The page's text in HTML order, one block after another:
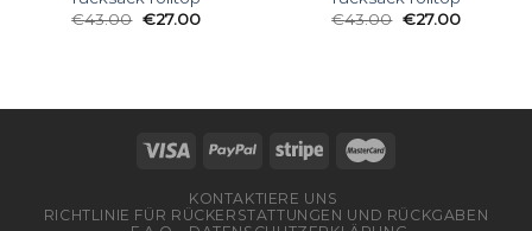
€43.00 €27.00
€43.00 €27.00
KONTAKTIERE UNS
RICHTLINIE FÜR RÜCKERSTATTUNGEN UND RÜCKGABEN